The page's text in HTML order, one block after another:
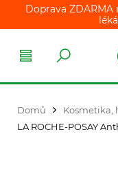
Doprava
Domů Kosmetika,
LA ROCHE-POSAY